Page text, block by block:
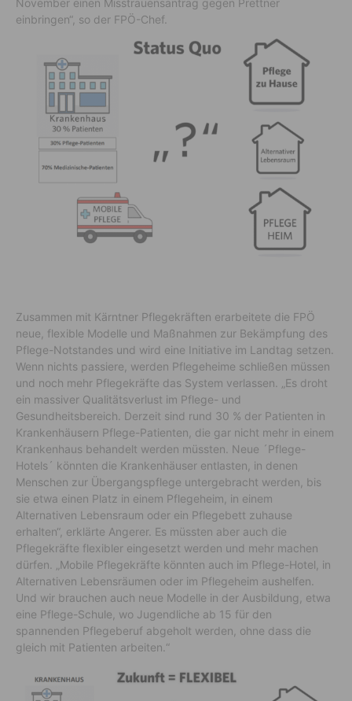
einbringen“, so der FPÖ-Chef.
Zusammen mit Kärntner Pflegekräften erarbeitete die FPÖ
neue, flexible Modelle und Maßnahmen zur Bekämpfung des
Pflege-Notstandes und wird eine Initiative im Landtag setzen.
Wenn nichts passiere, werden Pflegeheime schließen müssen
und noch mehr Pflegekräfte das System verlassen. „Es droht
ein massiver Qualitätsverlust im Pflege- und
Gesundheitsbereich. Derzeit sind rund 30 % der Patienten in
Krankenhäusern Pflege-Patienten, die gar nicht mehr in einem
Krankenhaus behandelt werden müssten. Neue ´Pflege-
Hotels´ könnten die Krankenhäuser entlasten, in denen
Menschen zur Übergangspflege untergebracht werden, bis
sie etwa einen Platz in einem Pflegeheim, in einem
Alternativen Lebensraum oder ein Pflegebett zuhause
erhalten“, erklärte Angerer. Es müssten aber auch die
Pflegekräfte flexibler eingesetzt werden und mehr machen
dürfen. „Mobile Pflegekräfte könnten auch im Pflege-Hotel, in
Alternativen Lebensräumen oder im Pflegeheim aushelfen.
Und wir brauchen auch neue Modelle in der Ausbildung, etwa
eine Pflege-Schule, wo Jugendliche ab 15 für den
spannenden Pflegeberuf abgeholt werden, ohne dass die
gleich mit Patienten arbeiten.“